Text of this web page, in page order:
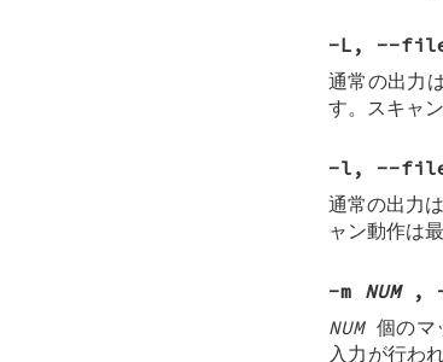
-L , --
通常の出力
す。スキャ
-l , --
通常の出力
ャン動作は
-m NUM ,
NUM個のマ
入力が行わ